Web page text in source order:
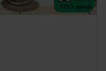
1213 opinii